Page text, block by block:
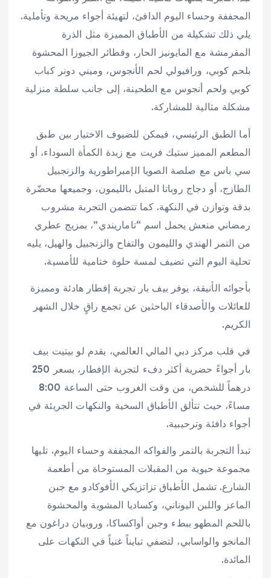
المجففة وحساء اليوم الدافئ، لتهيئة أجواء مريحة وتأملية.
يلي ذلك تشكيلة من الأطباق المميزة مثل الذرة
المقرمشة مع المايونيز الحار، وفطائر الجيوزا المحشوة
بلحم كوبي، ورافيولي لحم الأنجوس، وميني دونر كباب
كوبي ولحم أنجوس مع الطحينة، إلى جانب سلطة منزلية
مشكلة مثالية للمشاركة.
أما الطبق الرئيسي، فيمكن للضيوف الاختيار بين طبق
المطعم المميز ستيك فريت مع زبدة الكمأة السوداء، أو
سي باس مع صلصة الصويا الإمبراطورية والزنجبيل
الطازج، أو دجاج روباتا المتبل بالليمون، وجميعها محضّرة
بدقة وتوازن في النكهة. كما تتضمن التجربة مشروب
رمضاني منعش يحمل اسم “تاماريندي”، بمزيج عطري
من التمر الهندي والليمون والتفاح والزنجبيل والهيل، يليه
تحلية اليوم التي تضيف لمسة حلوة ختامية للأمسية.
بأجوائه الأنيقة، يوفر بيف بار تجربة إفطار هادئة ومميزة
للعائلات والأصدقاء الباحثين عن تجمع راقٍ خلال الشهر
الكريم.
في قلب مركز دبي المالي العالمي، يقدم لو بيتيت بيف
بار أجواءً حضرية أكثر دفء لتجربة الإفطار، بسعر 250
درهماً للشخص، من وقت الغروب حتى الساعة 8:00
مساءً، حيث تتألق الأطباق السخية والنكهات الجريئة في
أجواء دافئة وترحيبية.
تبدأ التجربة بالتمر والفواكه المجففة وحساء اليوم، تليها
مجموعة حيوية من المقبلات المستوحاة من أطعمة
الشارع. تشمل الأطباق تزاتزيكي الأفوكادو مع جبن
الماعز واللبن اليوناني، وكساديا المشوية والمحشوة
باللحم المطهو ببطء وجبن أواكساكا، وروبيان دراغون مع
المانجو والواسابي، لتضفي تبايناً غنياً في النكهات على
المائدة.